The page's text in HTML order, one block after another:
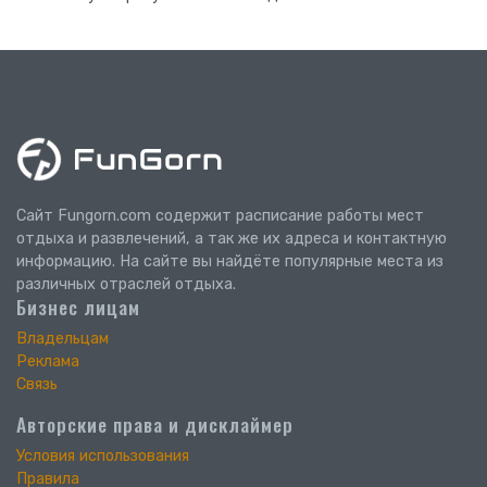
Сайт Fungorn.com содержит расписание работы мест
отдыха и развлечений, а так же их адреса и контактную
информацию. На сайте вы найдёте популярные места из
различных отраслей отдыха.
Бизнес лицам
Владельцам
Реклама
Связь
Авторские права и дисклаймер
Условия использования
Правила